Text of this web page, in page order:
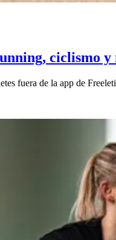
ciclismo y
fuera de la app de